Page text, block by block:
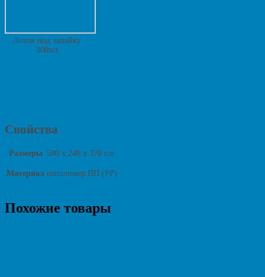
Лоток под запайку
300мл
Свойства
Размеры 580 x 240 x 370 cm
Материал сополимер ПП (PP)
Похожие товары